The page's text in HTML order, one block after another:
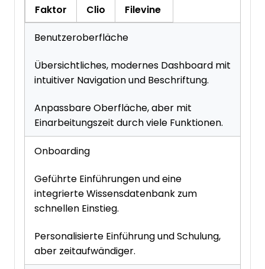
Faktor Clio Filevine
Benutzeroberfläche
Übersichtliches, modernes Dashboard mit
intuitiver Navigation und Beschriftung.
Anpassbare Oberfläche, aber mit
Einarbeitungszeit durch viele Funktionen.
Onboarding
Geführte Einführungen und eine
integrierte Wissensdatenbank zum
schnellen Einstieg.
Personalisierte Einführung und Schulung,
aber zeitaufwändiger.